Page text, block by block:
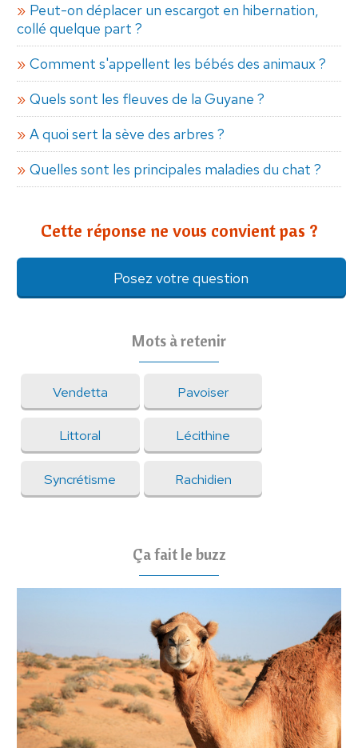
Peut-on déplacer un escargot en hibernation,
collé quelque part ?
Comment s'appellent les bébés des animaux ?
Quels sont les fleuves de la Guyane ?
A quoi sert la sève des arbres ?
Quelles sont les principales maladies du chat ?
Cette réponse ne vous convient pas ?
Posez votre question
Mots à retenir
Vendetta Pavoiser
Littoral Lécithine
Syncrétisme Rachidien
Ça fait le buzz